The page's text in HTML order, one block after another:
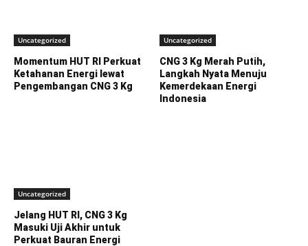
Uncategorized
Momentum HUT RI Perkuat
Ketahanan Energi lewat
Pengembangan CNG 3 Kg
Uncategorized
CNG 3 Kg Merah Putih,
Langkah Nyata Menuju
Kemerdekaan Energi
Indonesia
Uncategorized
Jelang HUT RI, CNG 3 Kg
Masuki Uji Akhir untuk
Perkuat Bauran Energi